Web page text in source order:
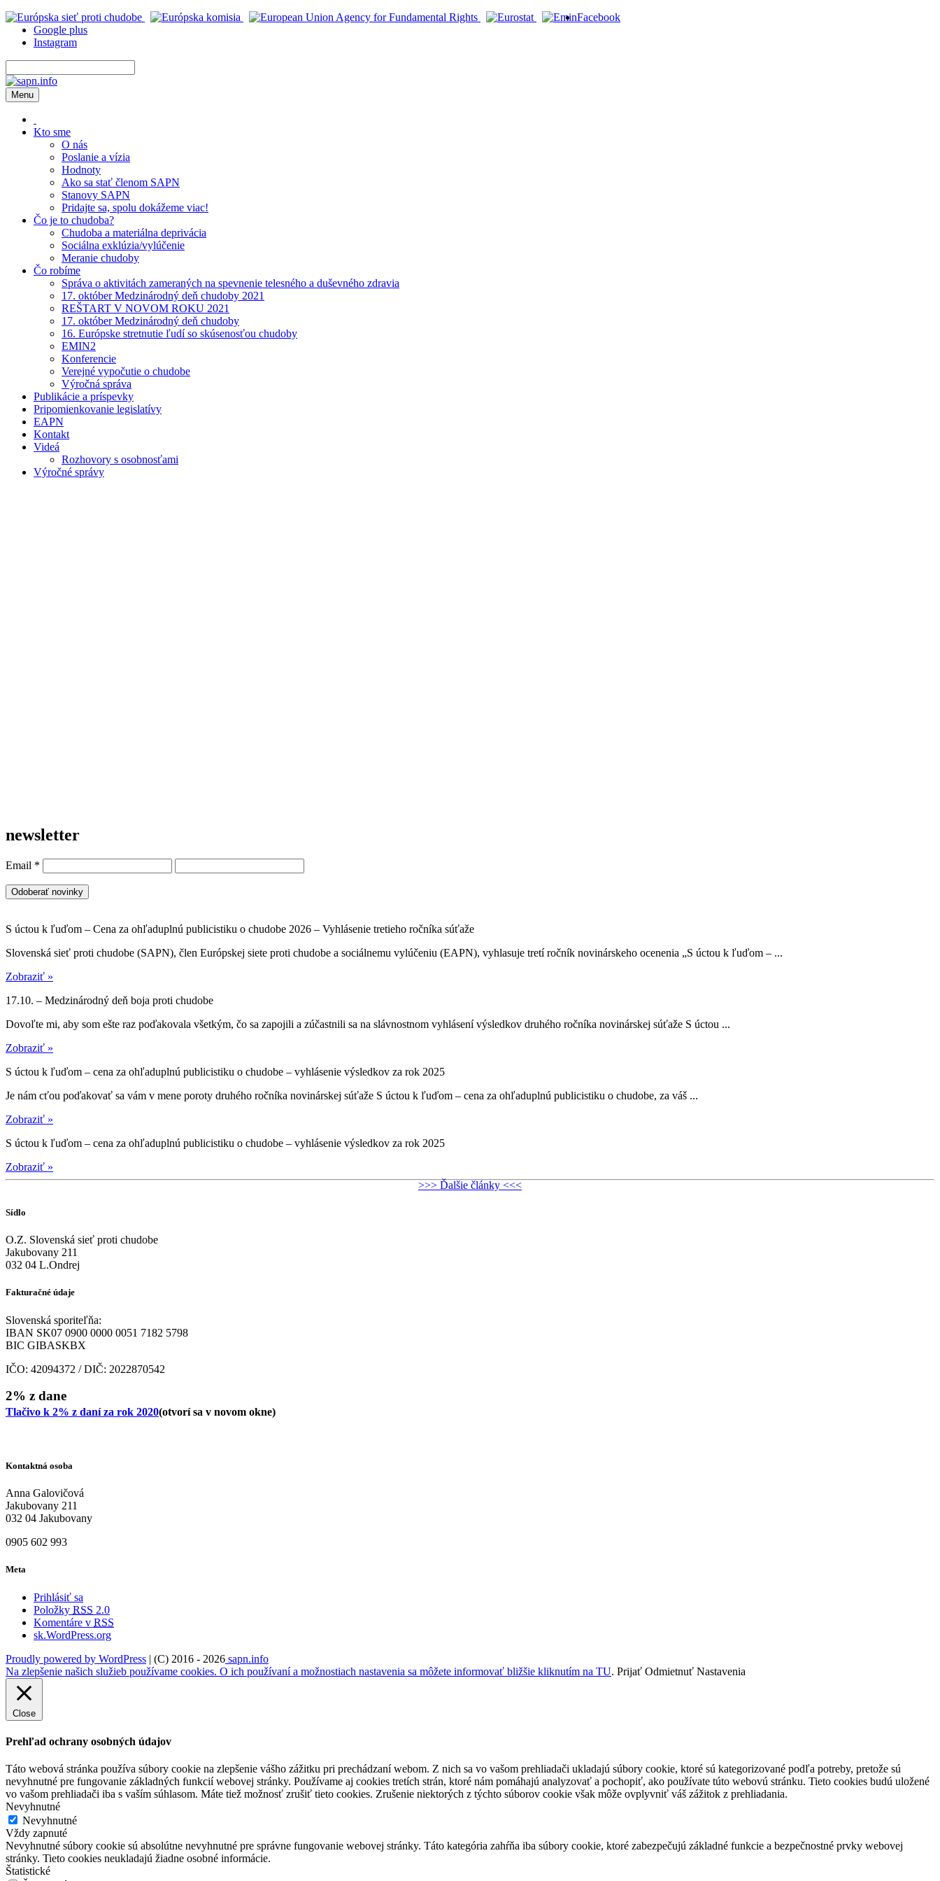
Facebook
Google plus
Instagram
Menu
Kto sme
O nás
Poslanie a vízia
Hodnoty
Ako sa stať členom SAPN
Stanovy SAPN
Pridajte sa, spolu dokážeme viac!
Čo je to chudoba?
Chudoba a materiálna deprivácia
Sociálna exklúzia/vylúčenie
Meranie chudoby
Čo robíme
Správa o aktivitách zameraných na spevnenie telesného a duševného zdravia
17. október Medzinárodný deň chudoby 2021
REŠTART V NOVOM ROKU 2021
17. október Medzinárodný deň chudoby
16. Európske stretnutie ľudí so skúsenosťou chudoby
EMIN2
Konferencie
Verejné vypočutie o chudobe
Výročná správa
Publikácie a príspevky
Pripomienkovanie legislatívy
EAPN
Kontakt
Videá
Rozhovory s osobnosťami
Výročné správy
newsletter
Email *
S úctou k ľuďom – Cena za ohľaduplnú publicistiku o chudobe 2026 – Vyhlásenie tretieho ročníka súťaže
Slovenská sieť proti chudobe (SAPN), člen Európskej siete proti chudobe a sociálnemu vylúčeniu (EAPN), vyhlasuje tretí ročník novinárskeho ocenenia „S úctou k ľuďom – ...
Zobraziť »
17.10. – Medzinárodný deň boja proti chudobe
Dovoľte mi, aby som ešte raz poďakovala všetkým, čo sa zapojili a zúčastnili sa na slávnostnom vyhlásení výsledkov druhého ročníka novinárskej súťaže S úctou ...
Zobraziť »
S úctou k ľuďom – cena za ohľaduplnú publicistiku o chudobe – vyhlásenie výsledkov za rok 2025
Je nám cťou poďakovať sa vám v mene poroty druhého ročníka novinárskej súťaže S úctou k ľuďom – cena za ohľaduplnú publicistiku o chudobe, za váš ...
Zobraziť »
S úctou k ľuďom – cena za ohľaduplnú publicistiku o chudobe – vyhlásenie výsledkov za rok 2025
Zobraziť »
>>> Ďalšie články <<<
Sídlo
O.Z. Slovenská sieť proti chudobe
Jakubovany 211
032 04 L.Ondrej
Fakturačné údaje
Slovenská sporiteľňa:
IBAN SK07 0900 0000 0051 7182 5798
BIC GIBASKBX
IČO: 42094372 / DIČ: 2022870542
2% z dane
Tlačivo k 2% z daní za rok 2020(otvorí sa v novom okne)
Kontaktná osoba
Anna Galovičová
Jakubovany 211
032 04 Jakubovany
0905 602 993
Meta
Prihlásiť sa
Položky RSS 2.0
Komentáre v RSS
sk.WordPress.org
Proudly powered by WordPress | (C) 2016 - 2026 sapn.info
Na zlepšenie našich služieb používame cookies. O ich používaní a možnostiach nastavenia sa môžete informovať bližšie kliknutím na TU. Prijať Odmietnuť Nastavenia
Close
Prehľad ochrany osobných údajov
Táto webová stránka používa súbory cookie na zlepšenie vášho zážitku pri prechádzaní webom. Z nich sa vo vašom prehliadači ukladajú súbory cookie, ktoré sú kategorizované podľa potreby, pretože sú
nevyhnutné pre fungovanie základných funkcií webovej stránky. Používame aj cookies tretích strán, ktoré nám pomáhajú analyzovať a pochopiť, ako používate túto webovú stránku. Tieto cookies budú uložené
vo vašom prehliadači iba s vaším súhlasom. Máte tiež možnosť zrušiť tieto cookies. Zrušenie niektorých z týchto súborov cookie však môže ovplyvniť váš zážitok z prehliadania.
Nevyhnutné
Nevyhnutné
Vždy zapnuté
Nevyhnutné súbory cookie sú absolútne nevyhnutné pre správne fungovanie webovej stránky. Táto kategória zahŕňa iba súbory cookie, ktoré zabezpečujú základné funkcie a bezpečnostné prvky webovej
stránky. Tieto cookies neukladajú žiadne osobné informácie.
Štatistické